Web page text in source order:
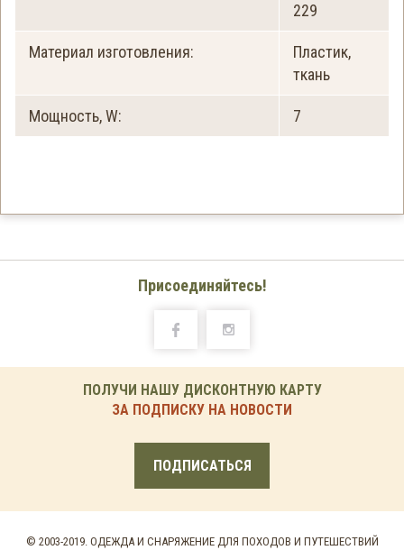
229
Материал изготовления:
Пластик,
ткань
Мощность, W: 7
Присоединяйтесь!
ПОЛУЧИ НАШУ ДИСКОНТНУЮ КАРТУ
ЗА ПОДПИСКУ НА НОВОСТИ
ПОДПИСАТЬСЯ
© 2003-2019. ОДЕЖДА И СНАРЯЖЕНИЕ ДЛЯ ПОХОДОВ И ПУТЕШЕСТВИЙ